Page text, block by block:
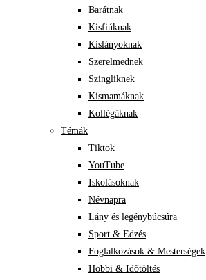
Barátnak
Kisfiúknak
Kislányoknak
Szerelmednek
Szingliknek
Kismamáknak
Kollégáknak
Témák
Tiktok
YouTube
Iskolásoknak
Névnapra
Lány és legénybúcsúra
Sport & Edzés
Foglalkozások & Mesterségek
Hobbi & Időtöltés